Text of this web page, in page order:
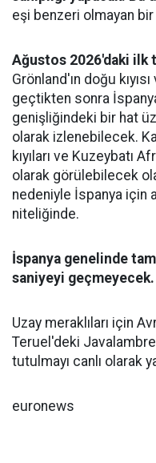
eşi benzeri olmayan
Ağustos 2026'daki ilk
Grönland'ın doğu
geçtikten sonra
genişliğindeki bir hat
olarak izlenebilecek.
kıyıları ve Kuzeybatı
olarak görülebilecek
nedeniyle İspanya için
niteliğinde.
İspanya genelinde
saniyeyi geçmeyecek.
Uzay meraklıları için
Teruel'deki
tutulmayı canlı olarak
euronews